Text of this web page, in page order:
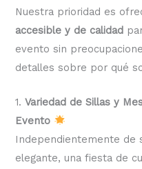
Nuestra prioridad es
accesible y de calidad
evento sin
detalles sobre por qué
1.Variedad de Sillas y
Evento
Independientemente de
elegante, una fiesta de